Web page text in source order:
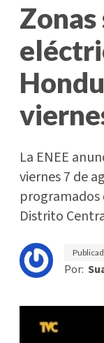
La ENEE
viernes 7 de
programados
Distrito
Por: